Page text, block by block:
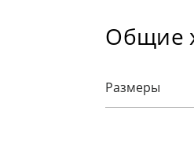
Общие
Размеры